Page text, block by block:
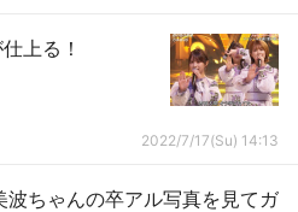
上る！
2022/7/17(Su) 14:13
ちゃんの卒アル写真を見てガ